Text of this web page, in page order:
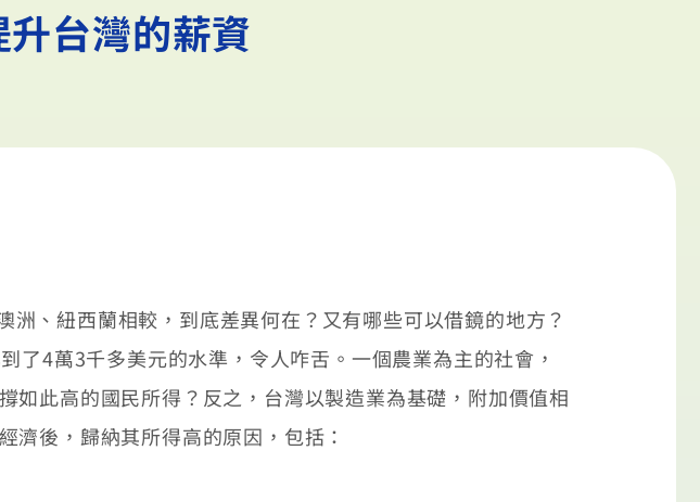
台灣的薪資
、紐西蘭相較，到底差異何在？又有哪些可以借鏡的地方？
4萬3千多美元的水準，令人咋舌。一個農業為主的社會，
此高的國民所得？反之，台灣以製造業為基礎，附加價值相
濟後，歸納其所得高的原因，包括：